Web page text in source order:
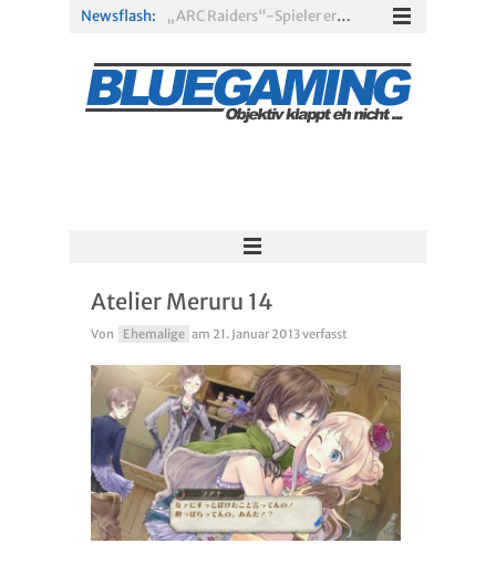
Newsflash:
„ARC Raiders“-Spieler erhalten exklusives Outfit für „The Finals“
PS5-Disc vor dem Aus: Warum der Fan-Protest gegen Sony ins Leere läuft
„Borderlands 4“ trifft „Subnautica“: Kostenloses Update schickt euch in die Tiefsee
Xbox Game Pass: Diese neuen Spiele erscheinen im August 2026
Atelier Meruru 14
Von Ehemalige am 21. Januar 2013verfasst